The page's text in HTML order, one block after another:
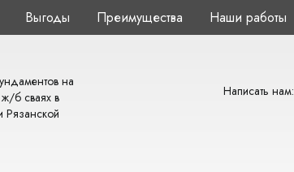
Выгоды Преимущества Наши работы
на
б сваях в
Рязанской
Написать нам: